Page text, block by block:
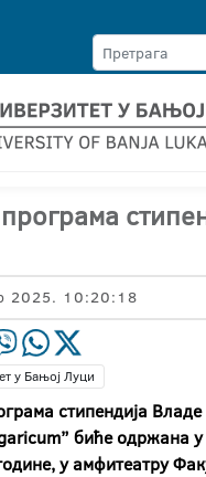
2025. 10:20:18
у Бањој Луци
стипендија
биће одржана у
у амфитеатру